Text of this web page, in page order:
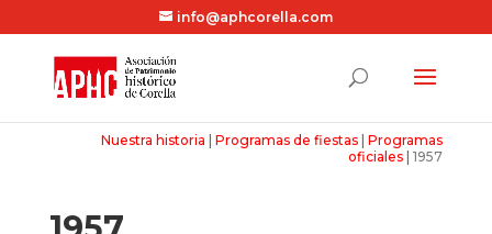
info@aphcorella.com
Nuestra historia |Programas de fiestas |Programas
oficiales |1957